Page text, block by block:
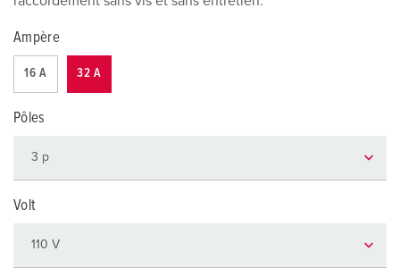
Ampère
16 A 32 A
Pôles
Volt